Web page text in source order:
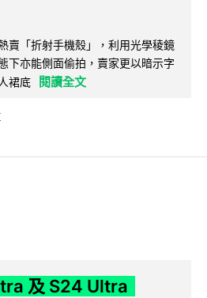
賣「折射手機殼」，利用光學稜鏡
下亦能側面偷拍，賣家更以暗示字
裙底
閱讀全文
及 S24 Ultra